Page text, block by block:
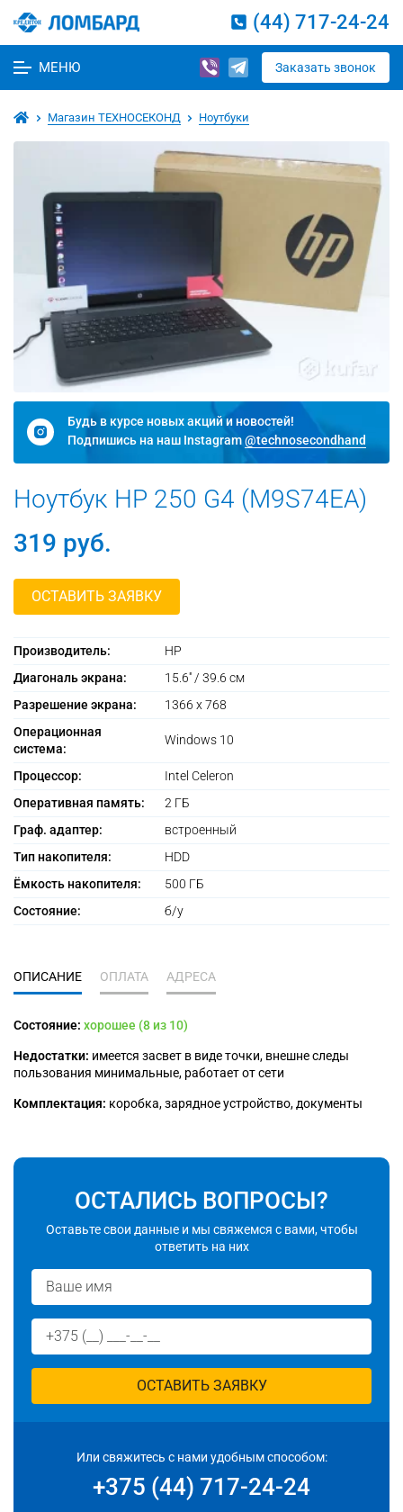
(44) 717-24-24
МЕНЮ Заказать звонок
Магазин ТЕХНОСЕКОНД Ноутбуки
Будь в курсе новых акций и новостей!
Подпишись на наш Instagram@technosecondhand
Ноутбук HP 250 G4 (M9S74EA)
319 руб.
ОСТАВИТЬ ЗАЯВКУ
Производитель:
HP
Диагональ экрана:
15.6'' / 39.6 см
Разрешение экрана:
1366 х 768
Операционная
система:
Windows 10
Процессор:
Intel Celeron
Оперативная память:
2 ГБ
Граф. адаптер:
встроенный
Тип накопителя:
HDD
Ёмкость накопителя:
500 ГБ
Состояние:
б/у
ОПИСАНИЕ ОПЛАТА АДРЕСА
Состояние: хорошее (8 из 10)
Недостатки: имеется засвет в виде точки, внешне следы
пользования минимальные, работает от сети
Комплектация: коробка, зарядное устройство, документы
ОСТАЛИСЬ ВОПРОСЫ?
Оставьте свои данные и мы свяжемся с вами, чтобы
ответить на них
ОСТАВИТЬ ЗАЯВКУ
Или свяжитесь с нами удобным способом:
+375 (44) 717-24-24